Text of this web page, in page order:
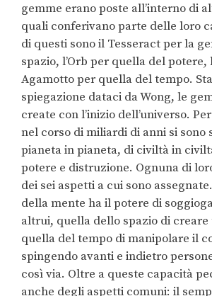
gemme erano poste all’interno di
quali conferivano parte delle loro
di questi sono il Tesseract per la
spazio, l’Orb per quella del potere,
Agamotto per quella del tempo.
spiegazione dataci da Wong, le
create con l’inizio dell’universo.
nel corso di miliardi di anni si sono
pianeta in pianeta, di civiltà in
potere e distruzione. Ognuna di
dei sei aspetti a cui sono
della mente ha il potere di
altrui, quella dello spazio di
quella del tempo di manipolare il
spingendo avanti e indietro
così via. Oltre a queste capacità
anche degli aspetti comuni: il